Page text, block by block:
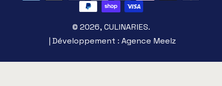
© 2026, CULINARIES.
| Développement : Agence Meelz